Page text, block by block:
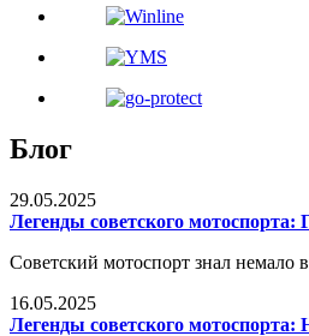
Блог
29.05.2025
Легенды советского
Советский мотоспорт знал
16.05.2025
Легенды советского мотоспорта: